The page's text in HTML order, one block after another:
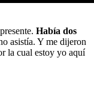
Había dos
asistía. Y me dijeron
la cual estoy yo aquí